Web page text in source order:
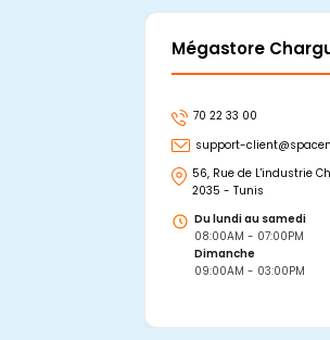
Mégastore
70 22 33 00
support-
56, Rue de L'industrie
2035 - Tunis
Du lundi au samedi
08:00AM - 07:00PM
Dimanche
09:00AM - 03:00PM